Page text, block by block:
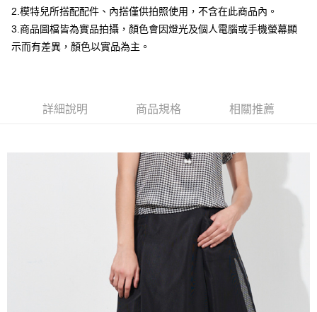
台新國際商業銀行
中國信託商業銀行
台灣樂天信用卡公司
Google Pay
大哥付你分期
2.付款方式選擇「大哥付你分期」，訂單成立後會自動跳轉到大哥付的交易
流程，驗證手機門號後，選擇欲分期的期數、繳款截止日，確認付款後即完
4.訂單成立30分鐘內，如未前往確認交易或遇審核未通過，訂單將自動取
消。如遇「轉專審核」未通過狀況，表示未達大哥付你分期系統評分，恕無
1.分期款項不併入電信帳單，「大哥付你分期」於每月結算日後寄送繳費提
2.透過簡訊連結打開帳單後，可選擇「超商條碼／台灣大直營門市／銀行轉
帳／街口支付／iPASS MONEY」等通路繳費。
1.本服務係由「台灣大哥大股份有限公司」（以下簡稱本公司）所提供，讓
用戶於交易時，得透過本服務購買商品或服務，並由商店將買賣／分期付款
買賣價金債權讓與本公司後，依約使用本公司帳單繳交帳款。
相關說明
１．簡單：不需註冊會員、不需綁卡、不需儲值。
２．便利：只要手機號碼，簡訊認證，即可結帳。
３．安心：先確認商品／服務後，再付款。
【「AFTEE先享後付」結帳流程】
１．於結帳方式選擇「AFTEE先享後付」後，將跳轉至「AFTEE先享後付」
結帳頁面，進行簡訊認證並確認金額後，即可完成結帳。
２．訂單成立數日內，您將收到繳費通知簡訊。
３．收到繳費通知簡訊後14天內，點擊此簡訊中的連結，可透過四大超商／
ATM／網路銀行／等多元方式進行付款，方視為交易完成。
※ 請注意：結帳手續完成當下不需立刻繳費，但若您需要取消訂單，請聯絡
購買商品的店家。未經商家同意取消之訂單仍視為有效，需透過AFTEE先享
每筆NT$120，滿NT$2,000(含以上)免運費
每筆NT$120，滿NT$2,000(含以上)免運費
每筆NT$120，滿NT$2,000(含以上)免運費
2.模特兒所搭配配件、內搭僅供拍照使用，不含在此商品內。
3.商品圖檔皆為實品拍攝，顏色會因燈光及個人電腦或手機螢幕顯
示而有差異，顏色以實品為主。
詳細說明 商品規格 相關推薦